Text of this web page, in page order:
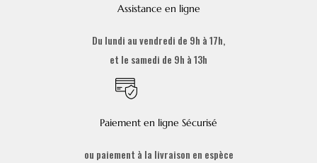
Assistance en ligne
Du lundi au vendredi de 9h à 17h,
et le samedi de 9h à 13h
Paiement en ligne Sécurisé
ou paiement à la livraison en espèce